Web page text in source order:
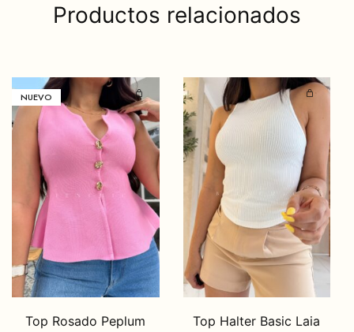
Productos relacionados
NUEVO
Top Rosado Peplum
Top Halter Basic Laia